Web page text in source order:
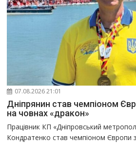
07.08.2026 21:01
Дніпрянин став чемпіоном
на човнах «дракон»
Працівник КП «Дніпровський
Кондратенко став чемпіоном Європи